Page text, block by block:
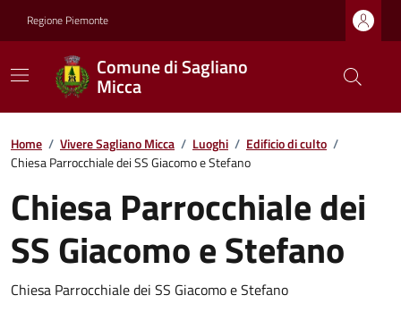
Regione Piemonte
Comune di Sagliano
Micca
Home / Vivere Sagliano Micca / Luoghi / Edificio di culto /
Chiesa Parrocchiale dei SS Giacomo e Stefano
Chiesa Parrocchiale dei
SS Giacomo e Stefano
Chiesa Parrocchiale dei SS Giacomo e Stefano